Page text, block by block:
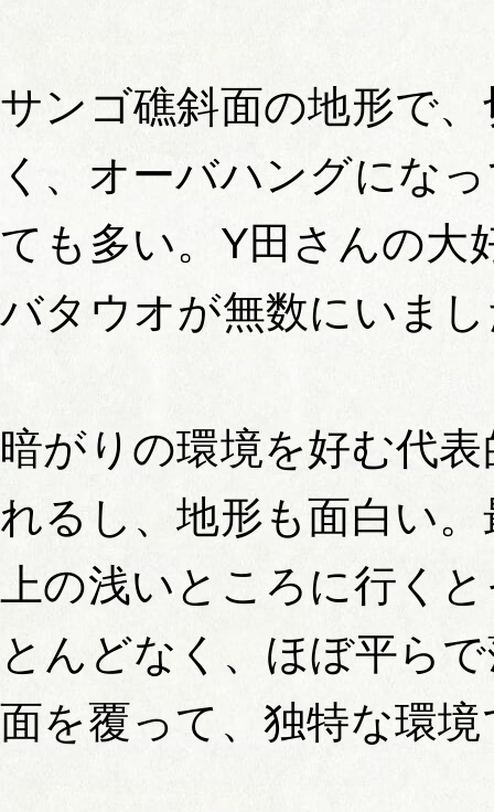
サンゴ礁斜面の地形で
く、オーバハングにな
ても多い。Y田さんの大
バタウオが無数にいま
暗がりの環境を好む代
れるし、地形も面白い
上の浅いところに行く
とんどなく、ほぼ平ら
面を覆って、独特な環境